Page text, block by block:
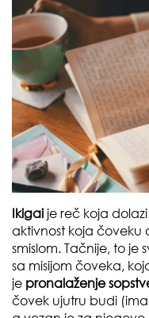
Ikigaije reč koja
aktivnost koja čoveku
smislom. Tačnije, to je
sa misijom čoveka,
je pronalaženje
čovek ujutru budi (ima